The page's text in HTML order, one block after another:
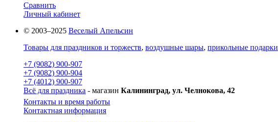
Сравнить
Личный кабинет
© 2003–2025 Веселый Апельсин
Товары для праздников и торжеств, воздушные шары, прикольные подарки
+7 (9082) 900-907
+7 (9082) 900-904
+7 (4012) 900-907
Всё для праздника - магазин Калининград, ул. Челнокова, 42
Контакты и время работы
Контактная информация